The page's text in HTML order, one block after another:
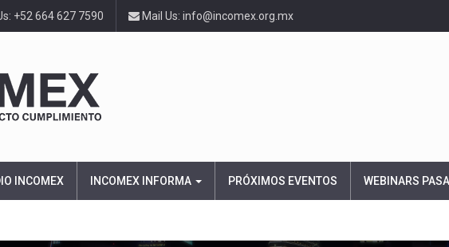
+52 664 627 7590 Mail Us: info@incomex.org.mx
INCOMEX INCOMEX INFORMA PRÓXIMOS EVENTOS WEBINARS